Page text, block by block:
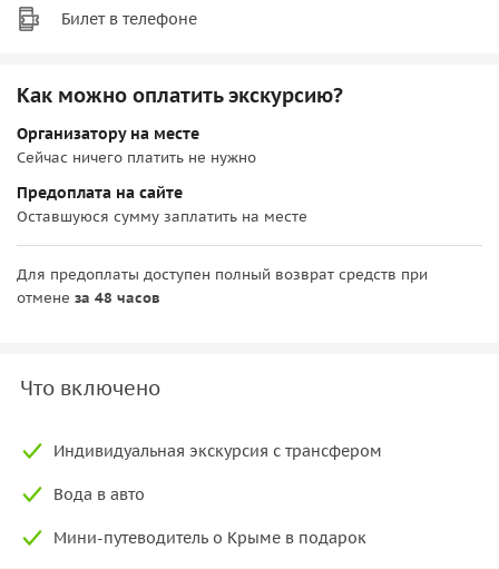
Билет в телефоне
Как можно оплатить экскурсию?
Организатору на месте
Сейчас ничего платить не нужно
Предоплата на сайте
Оставшуюся сумму заплатить на месте
Для предоплаты доступен полный возврат средств при
отмене за 48 часов
Что включено
Индивидуальная экскурсия с трансфером
Вода в авто
Мини-путеводитель о Крыме в подарок